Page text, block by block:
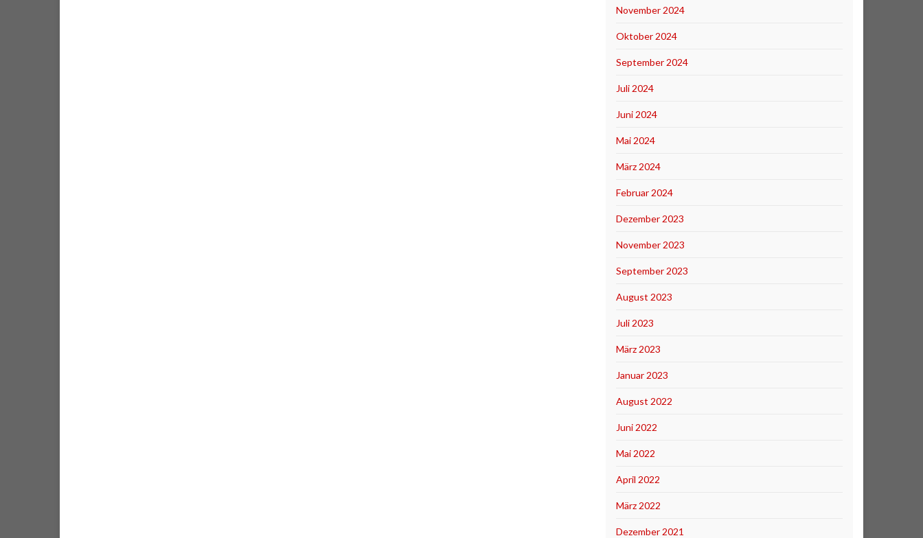
November 2024
Oktober 2024
September 2024
Juli 2024
Juni 2024
Mai 2024
März 2024
Februar 2024
Dezember 2023
November 2023
September 2023
August 2023
Juli 2023
März 2023
Januar 2023
August 2022
Juni 2022
Mai 2022
April 2022
März 2022
Dezember 2021